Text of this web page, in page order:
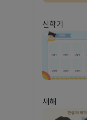
신학기
새해